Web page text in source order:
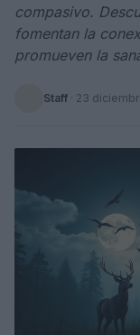
compasivo.
fomentan la
promueven la
Staff · 23